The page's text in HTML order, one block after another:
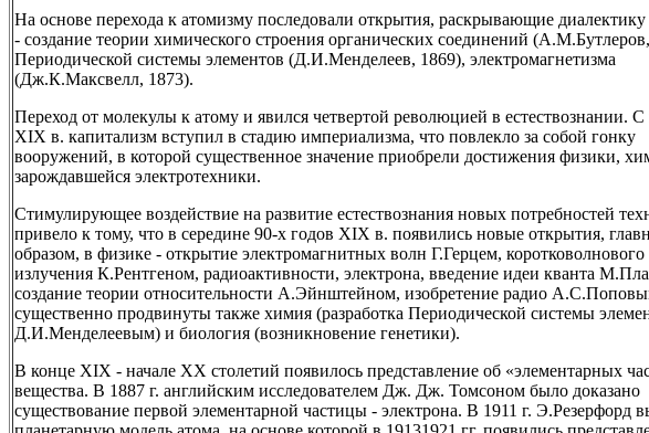
На основе перехода к атомизму последовали открытия, раскрывающие
- создание теории химического строения органических соединений
Периодической системы элементов (Д.И.Менделеев, 1869), электромагнетизма
(Дж.К.Максвелл, 1873).
Переход от молекулы к атому и явился четвертой революцией в естествознании. С
XIX в. капитализм вступил в стадию империализма, что повлекло за собой гонку
вооружений, в которой существенное значение приобрели достижения физики,
зарождавшейся электротехники.
Стимулирующее воздействие на развитие естествознания новых потребностей
привело к тому, что в середине 90-х годов XIX в. появились новые открытия,
образом, в физике - открытие электромагнитных волн Г.Герцем, коротковолнового
излучения К.Рентгеном, радиоактивности, электрона, введение идеи кванта
создание теории относительности А.Эйнштейном, изобретение радио
существенно продвинуты также химия (разработка Периодической системы
Д.И.Менделеевым) и биология (возникновение генетики).
В конце XIX - начале ХХ столетий появилось представление об «элементарных
вещества. В 1887 г. английским исследователем Дж. Дж. Томсоном было доказано
существование первой элементарной частицы - электрона. В 1911 г. Э.Резерфорд